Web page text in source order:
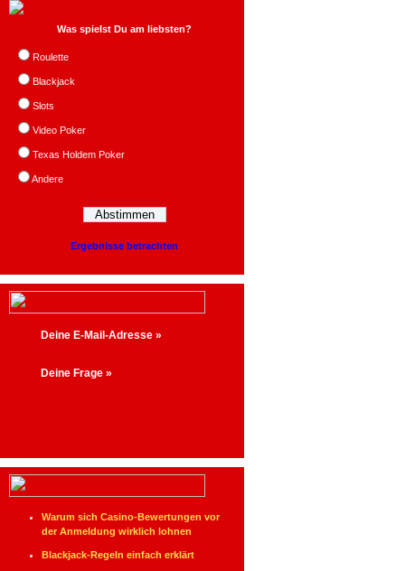
Was spielst Du am liebsten?
Roulette
Blackjack
Slots
Video Poker
Texas Holdem Poker
Andere
Ergebnisse betrachten
Warum sich Casino-Bewertungen vor
der Anmeldung wirklich lohnen
Blackjack-Regeln einfach erklärt